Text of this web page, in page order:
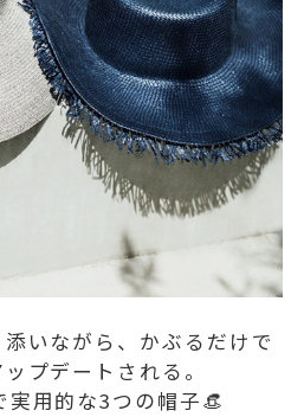
いながら、かぶるだけで
プデートされる。
実用的な3つの帽子👒